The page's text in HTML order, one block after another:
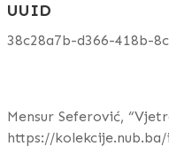
UUID
38c28a7b-d366-418b-
Mensur Seferović,
https://